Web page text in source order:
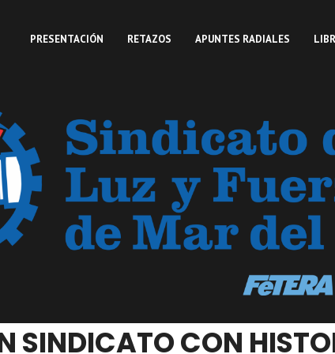
PRESENTACIÓN RETAZOS APUNTES RADIALES
SINDICATO CON